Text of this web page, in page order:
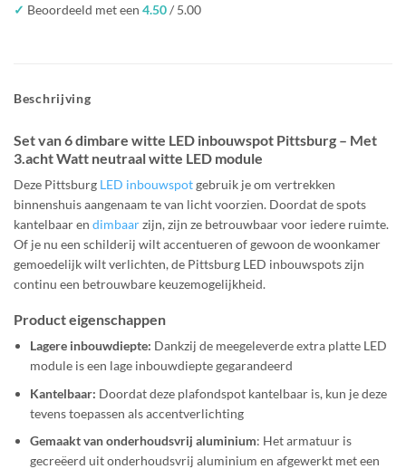
✓ Beoordeeld met een 4.50/ 5.00
Beschrijving
Set van 6 dimbare witte LED inbouwspot Pittsburg – Met
3.acht Watt neutraal witte LED module
Deze Pittsburg LED inbouwspotgebruik je om vertrekken
binnenshuis aangenaam te van licht voorzien. Doordat de spots
kantelbaar en dimbaarzijn, zijn ze betrouwbaar voor iedere ruimte.
Of je nu een schilderij wilt accentueren of gewoon de woonkamer
gemoedelijk wilt verlichten, de Pittsburg LED inbouwspots zijn
continu een betrouwbare keuzemogelijkheid.
Product eigenschappen
Lagere inbouwdiepte: Dankzij de meegeleverde extra platte LED
module is een lage inbouwdiepte gegarandeerd
Kantelbaar: Doordat deze plafondspot kantelbaar is, kun je deze
tevens toepassen als accentverlichting
Gemaakt van onderhoudsvrij aluminium: Het armatuur is
gecreëerd uit onderhoudsvrij aluminium en afgewerkt met een